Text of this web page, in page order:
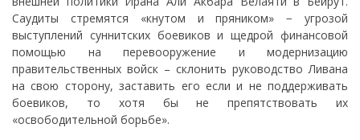
Саудиты стремятся «кнутом и пряником» − угрозой
выступлений суннитских боевиков и щедрой финансовой
помощью на перевооружение и модернизацию
правительственных войск – склонить руководство Ливана
на свою сторону, заставить его если и не поддерживать
боевиков, то хотя бы не препятствовать их
«освободительной борьбе».